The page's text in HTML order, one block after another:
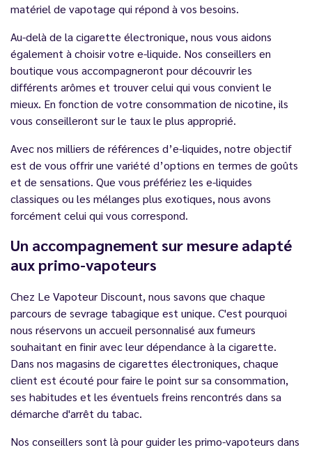
matériel de vapotage qui répond à vos besoins.
Au-delà de la cigarette électronique, nous vous aidons
également à choisir votre e-liquide. Nos conseillers en
boutique vous accompagneront pour découvrir les
différents arômes et trouver celui qui vous convient le
mieux. En fonction de votre consommation de nicotine, ils
vous conseilleront sur le taux le plus approprié.
Avec nos milliers de références d’e-liquides, notre objectif
est de vous offrir une variété d’options en termes de goûts
et de sensations. Que vous préfériez les e-liquides
classiques ou les mélanges plus exotiques, nous avons
forcément celui qui vous correspond.
Un accompagnement sur mesure adapté
aux primo-vapoteurs
Chez Le Vapoteur Discount, nous savons que chaque
parcours de sevrage tabagique est unique. C'est pourquoi
nous réservons un accueil personnalisé aux fumeurs
souhaitant en finir avec leur dépendance à la cigarette.
Dans nos magasins de cigarettes électroniques, chaque
client est écouté pour faire le point sur sa consommation,
ses habitudes et les éventuels freins rencontrés dans sa
démarche d'arrêt du tabac.
Nos conseillers sont là pour guider les primo-vapoteurs dans